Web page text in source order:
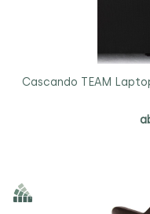
Cascando TEAM